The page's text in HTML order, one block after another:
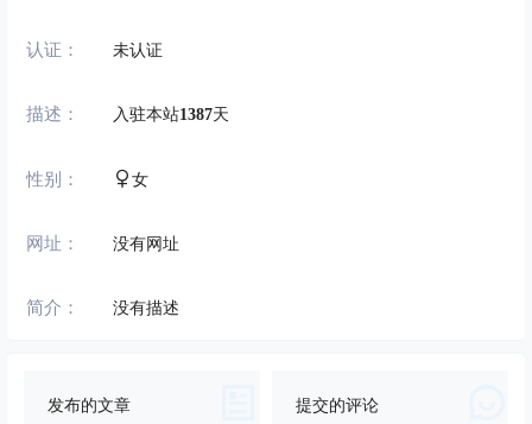
认证： 未认证
描述： 入驻本站1387天
性别： 女
网址： 没有网址
简介： 没有描述
发布的文章 提交的评论